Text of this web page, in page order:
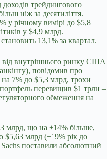
трейдингового
ніж за десятиліття.
у річному вимірі до $5,8
у $4,9 млрд.
13,1% за квартал.
від внутрішнього ринку США
повідомив про
на 7% до $5,3 млрд, трохи
перевищив $1 трлн –
обмеження на
млрд, що на +14% більше,
$5,63 млрд (+19% рік до
поставили абсолютний